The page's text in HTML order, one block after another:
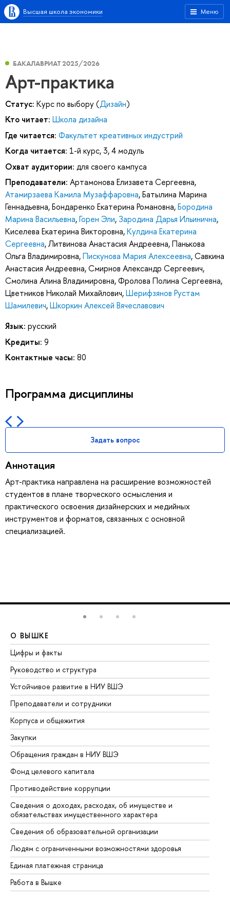
Меню
Высшая школа экономики
БАКАЛАВРИАТ 2025/2026
Арт-практика
Статус: Курс по выбору (Дизайн)
Кто читает: Школа дизайна
Где читается: Факультет креативных индустрий
Когда читается: 1-й курс, 3, 4 модуль
Охват аудитории: для своего кампуса
Преподаватели: Артамонова Елизавета Сергеевна,
Атамирзаева Камила Музаффаровна,Батылина Марина
Геннадьевна,Бондаренко Екатерина Романовна,Бородина
Марина Васильевна,Горен Эли, Зародина Дарья Ильинична,
Киселева Екатерина Викторовна,Кулдина Екатерина
Сергеевна,Литвинова Анастасия Андреевна,Панькова
Ольга Владимировна,Пискунова Мария Алексеевна,Савкина
Анастасия Андреевна,Смирнов Александр Сергеевич,
Смолина Алина Владимировна,Фролова Полина Сергеевна,
Цветников Николай Михайлович,Шерифзянов Рустам
Шамилевич,Шкоркин Алексей Вячеславович
Язык: русский
Кредиты: 9
Контактные часы: 80
Программа дисциплины
Задать вопрос
Аннотация
Арт-практика направлена на расширение возможностей
студентов в плане творческого осмысления и
практического освоения дизайнерских и медийных
инструментов и форматов, связанных с основной
специализацией.
О ВЫШКЕ
Цифры и факты
Руководство и структура
Устойчивое развитие в НИУ ВШЭ
Преподаватели и сотрудники
Корпуса и общежития
Закупки
Обращения граждан в НИУ ВШЭ
Фонд целевого капитала
Противодействие коррупции
Сведения о доходах, расходах, об имуществе и
обязательствах имущественного характера
Сведения об образовательной организации
Людям с ограниченными возможностями здоровья
Единая платежная страница
Работа в Вышке